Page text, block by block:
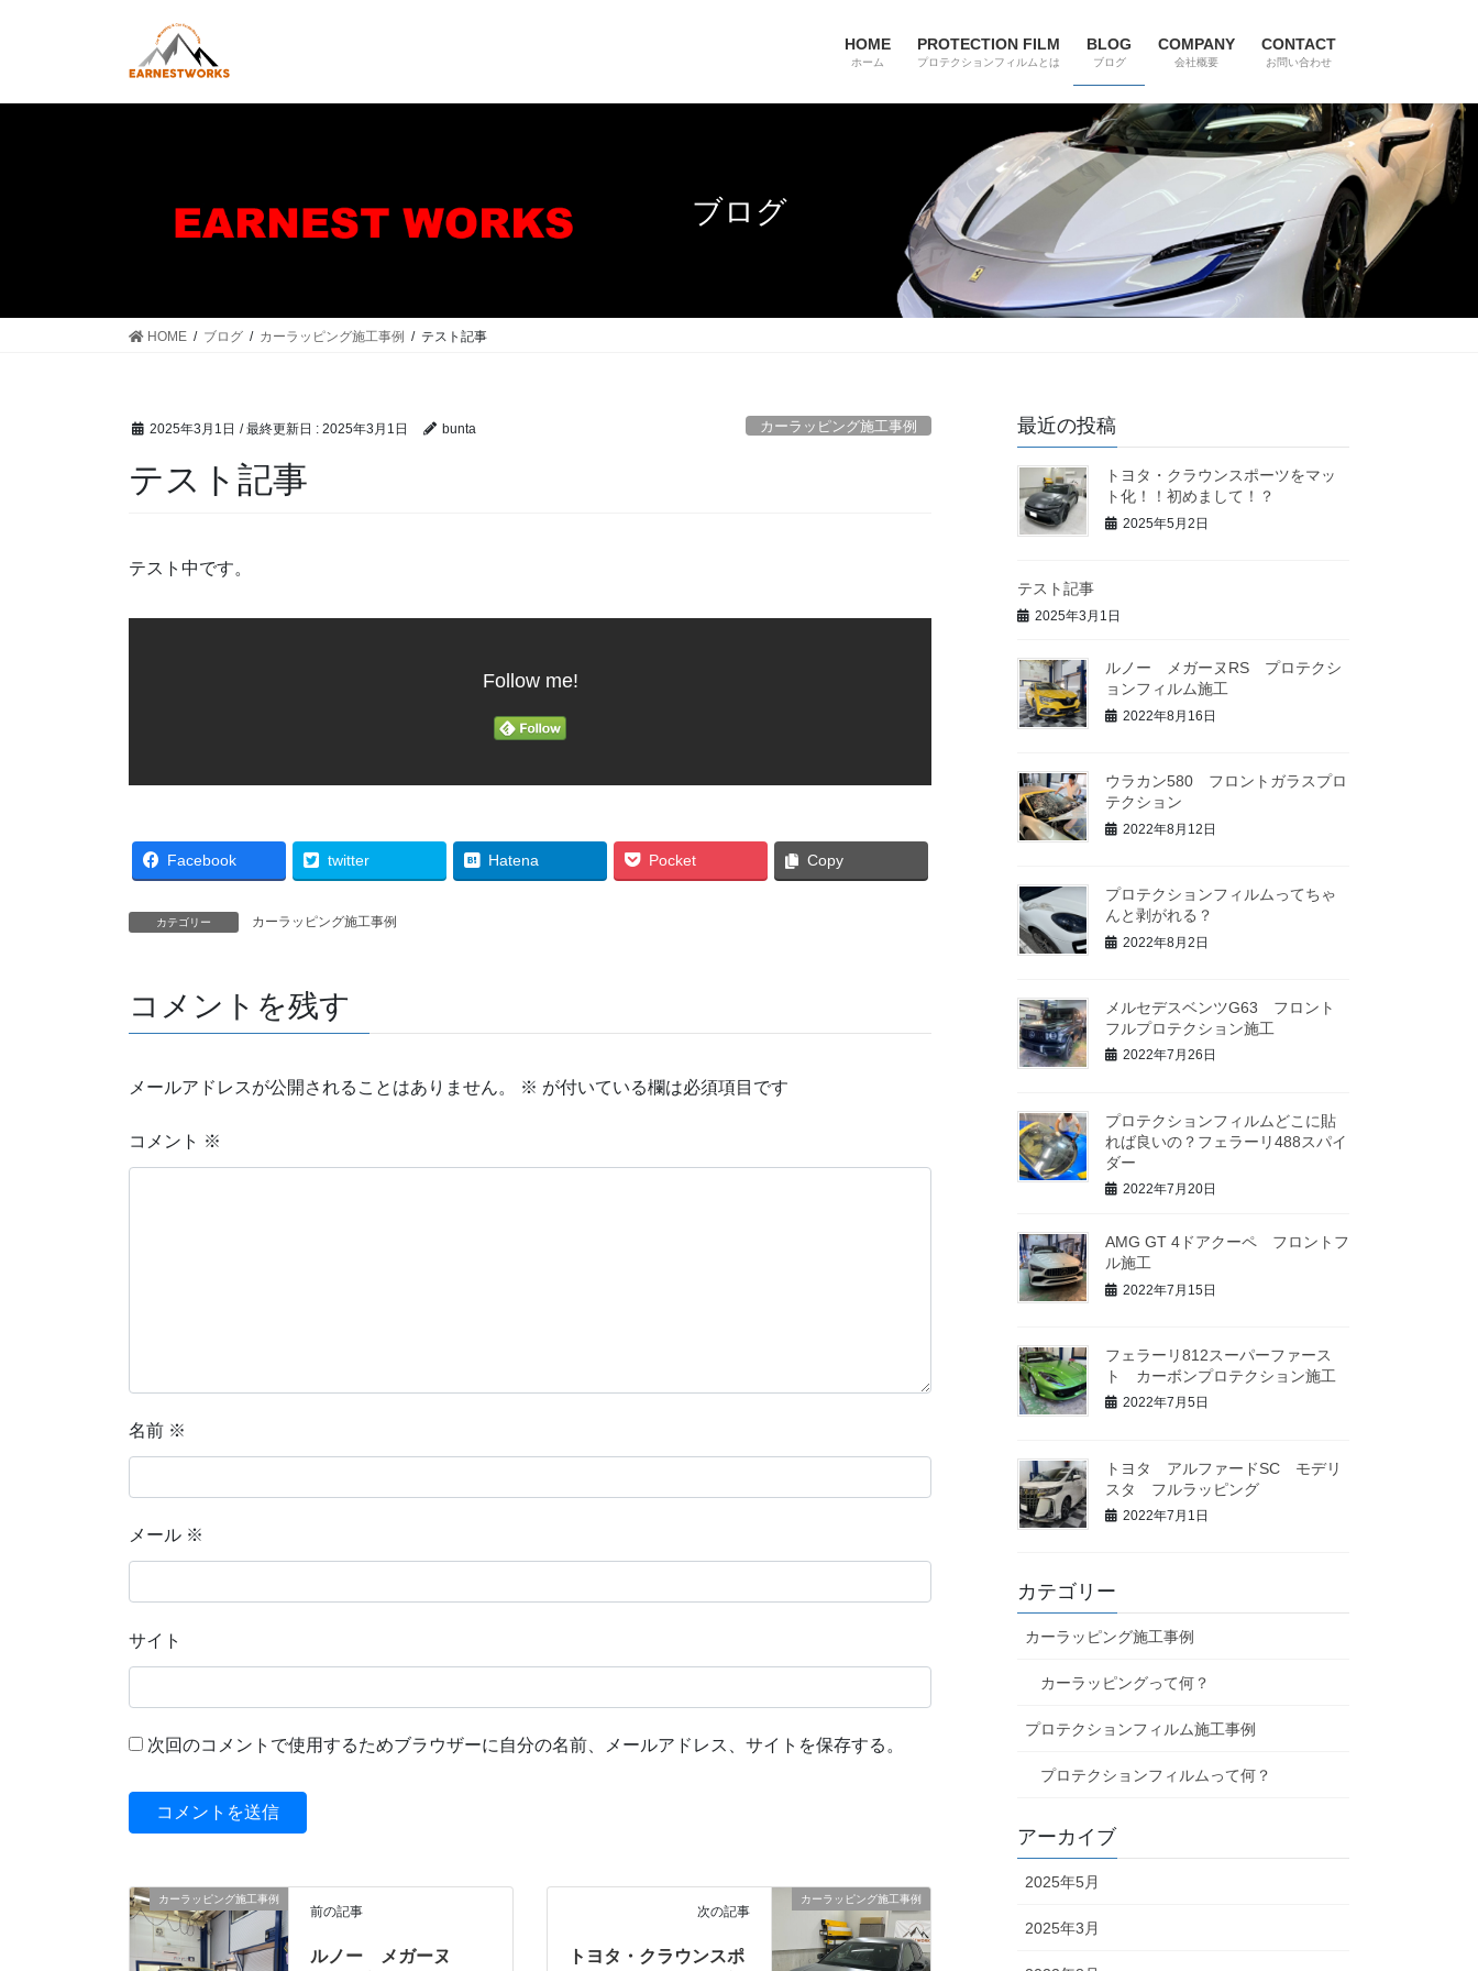
HOME
ホーム
PROTECTION FILM
プロテクションフィルムとは
BLOG
ブログ
COMPANY
会社概要
CONTACT
お問い合わせ
ブログ
HOME ブログ カーラッピング施工事例 テスト記事
2025年3月1日 / 最終更新日 : 2025年3月1日 bunta カーラッピング施工事例
テスト記事
テスト中です。
Follow me!
Facebook twitter Hatena Pocket Copy
カテゴリー カーラッピング施工事例
コメントを残す
メールアドレスが公開されることはありません。 ※ が付いている欄は必須項目です
コメント ※
名前 ※
メール ※
サイト
次回のコメントで使用するためブラウザーに自分の名前、メールアドレス、サイトを保存する。
カーラッピング施工事例
前の記事
ルノー メガーヌ
カーラッピング施工事例
次の記事
トヨタ・クラウンスポ
最近の投稿
トヨタ・クラウンスポーツをマッ
ト化！！初めまして！？
2025年5月2日
テスト記事
2025年3月1日
ルノー メガーヌRS プロテクシ
ョンフィルム施工
2022年8月16日
ウラカン580 フロントガラスプロ
テクション
2022年8月12日
プロテクションフィルムってちゃ
んと剥がれる？
2022年8月2日
メルセデスベンツG63 フロント
フルプロテクション施工
2022年7月26日
プロテクションフィルムどこに貼
れば良いの？フェラーリ488スパイ
ダー
2022年7月20日
AMG GT 4ドアクーペ フロントフ
ル施工
2022年7月15日
フェラーリ812スーパーファース
ト カーボンプロテクション施工
2022年7月5日
トヨタ アルファードSC モデリ
スタ フルラッピング
2022年7月1日
カテゴリー
カーラッピング施工事例
カーラッピングって何？
プロテクションフィルム施工事例
プロテクションフィルムって何？
アーカイブ
2025年5月
2025年3月